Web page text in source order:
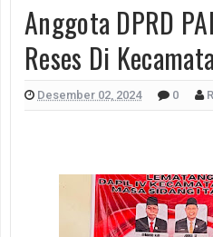
Anggota DPRD
Reses Di
Desember 02, 2024 0